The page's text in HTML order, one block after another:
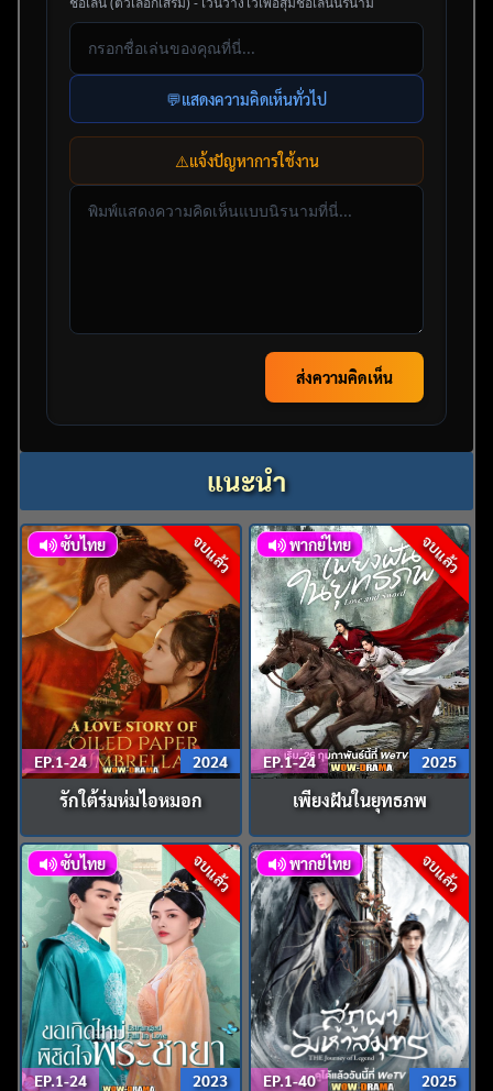
💬แสดงความคิดเห็นทั่วไป
⚠️แจ้งปัญหาการใช้งาน
ส่งความคิดเห็น
แนะนำ
จบแล้ว
ซับไทย
EP.1-24 2024
รักใต้ร่มห่มไอหมอก
จบแล้ว
พากย์ไทย
EP.1-24 2025
เพียงฝันในยุทธภพ
จบแล้ว
ซับไทย
EP.1-24 2023
จบแล้ว
พากย์ไทย
EP.1-40 2025